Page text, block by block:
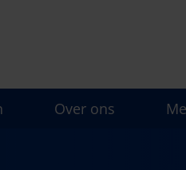
Over ons